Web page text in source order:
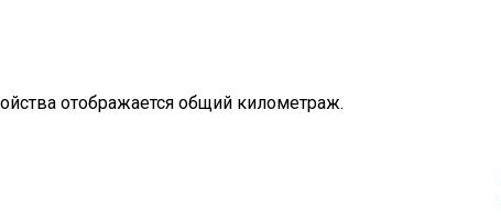
отображается общий километраж.